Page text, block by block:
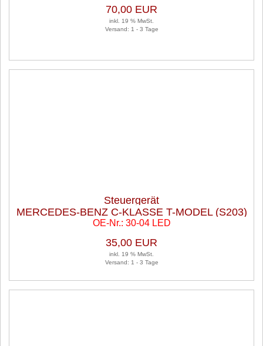
C 180 KOMPRESSOR
70,00 EUR
inkl. 19 % MwSt.
Versand: 1 - 3 Tage
Steuergerät
MERCEDES-BENZ C-KLASSE T-MODEL (S203)
C 180 KOMPRESSOR
OE-Nr.: 30-04 LED
35,00 EUR
inkl. 19 % MwSt.
Versand: 1 - 3 Tage